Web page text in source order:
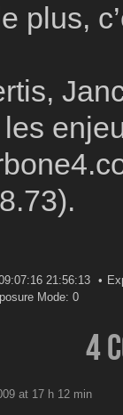
plus,
21:56:13
Mode: 0
4
at 17 h 12 min